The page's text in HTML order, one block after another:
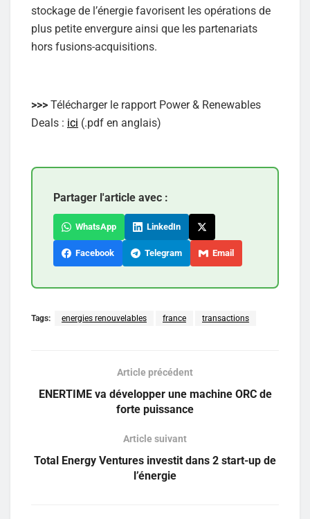
stockage de l’énergie favorisent les opérations de
plus petite envergure ainsi que les partenariats
hors fusions-acquisitions.
>>> Télécharger le rapport Power & Renewables
Deals : ici (.pdf en anglais)
Partager l'article avec :
WhatsApp LinkedIn
Facebook Telegram Email
Tags: energies renouvelables france transactions
Article précédent
ENERTIME va développer une machine ORC de
forte puissance
Article suivant
Total Energy Ventures investit dans 2 start-up de
l’énergie